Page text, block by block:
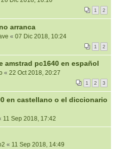
1 2
arranca
« 07 Dic 2018, 10:24
1 2
amstrad pc1640 en español
« 22 Oct 2018, 20:27
1 2 3
en castellano o el diccionario
11 Sep 2018, 17:42
« 11 Sep 2018, 14:49